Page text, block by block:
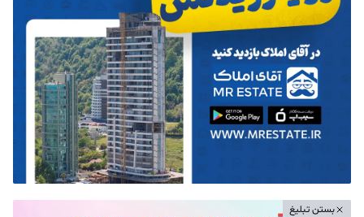
بستن تبلیغ